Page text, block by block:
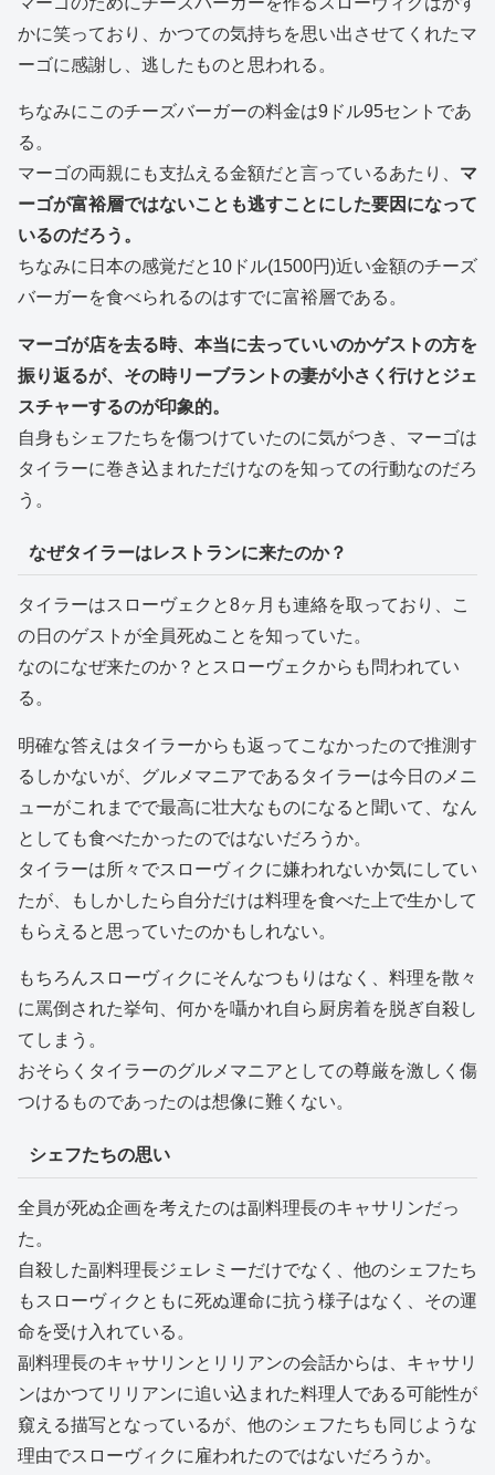
かに笑っており、かつての気持ちを思い出させてくれたマ
ーゴに感謝し、逃したものと思われる。
ちなみにこのチーズバーガーの料金は9ドル95セントであ
る。
マーゴの両親にも支払える金額だと言っているあたり、 マ
ーゴが富裕層ではないことも逃すことにした要因になって
いるのだろう。
ちなみに日本の感覚だと10ドル(1500円)近い金額のチーズ
バーガーを食べられるのはすでに富裕層である。
マーゴが店を去る時、本当に去っていいのかゲストの方を
振り返るが、その時リーブラントの妻が小さく行けとジェ
スチャーするのが印象的。
自身もシェフたちを傷つけていたのに気がつき、マーゴは
タイラーに巻き込まれただけなのを知っての行動なのだろ
う。
なぜタイラーはレストランに来たのか？
タイラーはスローヴェクと8ヶ月も連絡を取っており、こ
の日のゲストが全員死ぬことを知っていた。
なのになぜ来たのか？とスローヴェクからも問われてい
る。
明確な答えはタイラーからも返ってこなかったので推測す
るしかないが、グルメマニアであるタイラーは今日のメニ
ューがこれまでで最高に壮大なものになると聞いて、なん
としても食べたかったのではないだろうか。
タイラーは所々でスローヴィクに嫌われないか気にしてい
たが、もしかしたら自分だけは料理を食べた上で生かして
もらえると思っていたのかもしれない。
もちろんスローヴィクにそんなつもりはなく、料理を散々
に罵倒された挙句、何かを囁かれ自ら厨房着を脱ぎ自殺し
てしまう。
おそらくタイラーのグルメマニアとしての尊厳を激しく傷
つけるものであったのは想像に難くない。
シェフたちの思い
全員が死ぬ企画を考えたのは副料理長のキャサリンだっ
た。
自殺した副料理長ジェレミーだけでなく、他のシェフたち
もスローヴィクともに死ぬ運命に抗う様子はなく、その運
命を受け入れている。
副料理長のキャサリンとリリアンの会話からは、キャサリ
ンはかつてリリアンに追い込まれた料理人である可能性が
窺える描写となっているが、他のシェフたちも同じような
理由でスローヴィクに雇われたのではないだろうか。